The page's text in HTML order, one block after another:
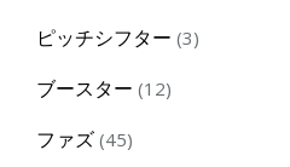
ピッチシフター 33
ブースター 1212
ファズ 4545